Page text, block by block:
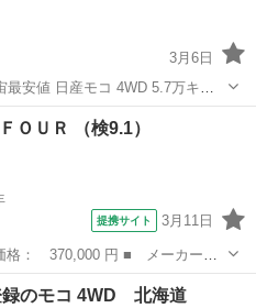
3月6日
安値 日産モコ 4WD 5.7万キロ
具合ありますか？分割できます
へん 現車確認火曜日、日曜日以
ＯＵＲ （検9.1）
提携サイト 3月11日
レード名： Ｓ ＦＯＵＲ ■
■ ミッション： CVT ■ 店...
録のモコ 4WD 北海道